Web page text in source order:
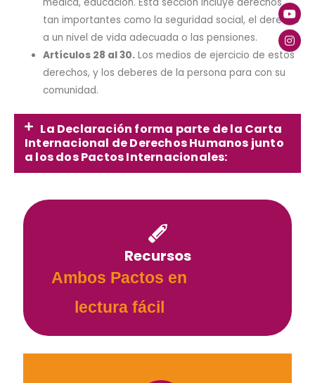
médica, educación. Esta sección incluye derechos
tan importantes como la seguridad social, el derecho
a un nivel de vida adecuada o las pensiones.
Artículos 28 al 30. Los medios de ejercicio de estos
derechos, y los deberes de la persona para con su
comunidad.
La Declaración forma parte de la Carta
Internacional de Derechos Humanos junto
a los dos Pactos Internacionales:
Recursos
Ambos Pactos en
lectura fácil